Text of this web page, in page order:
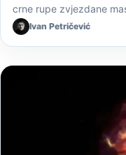
crne rupe zvjezdane
Ivan Petričević